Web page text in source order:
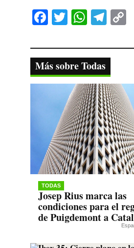
Fa
bo
ok
T
tte
r
W
ts
A
pp
Te
gr
a
m
y
Más sobre Todas
TODAS
Josep Rius marca las
condiciones para el
de Puigdemont a